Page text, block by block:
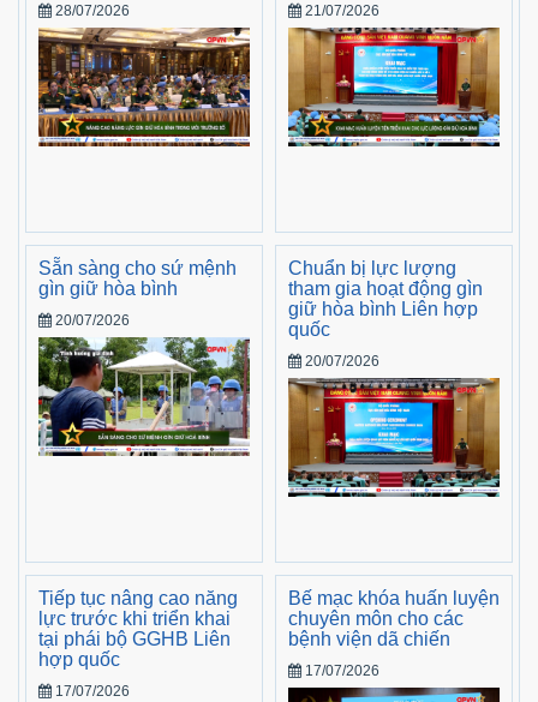
28/07/2026 21/07/2026
Sẵn sàng cho sứ mệnh
gìn giữ hòa bình
20/07/2026
Chuẩn bị lực lượng
tham gia hoạt động gìn
giữ hòa bình Liên hợp
quốc
20/07/2026
Tiếp tục nâng cao năng
lực trước khi triển khai
tại phái bộ GGHB Liên
hợp quốc
17/07/2026
Bế mạc khóa huấn luyện
chuyên môn cho các
bệnh viện dã chiến
17/07/2026